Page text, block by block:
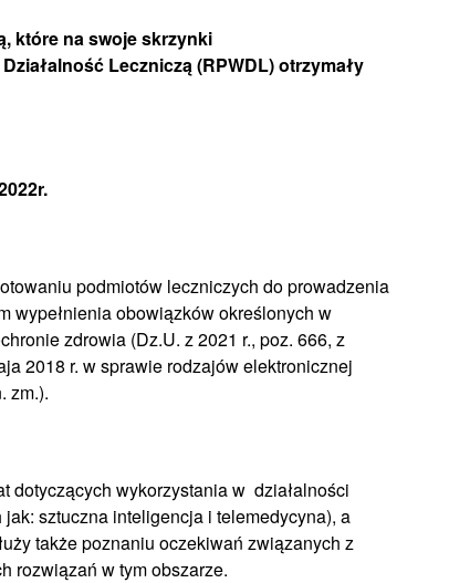
które na swoje skrzynki
Leczniczą (RPWDL) otrzymały
podmiotów leczniczych do prowadzenia
wypełnienia obowiązków określonych w
zdrowia (Dz.U. z 2021 r., poz. 666, z
2018 r. w sprawie rodzajów elektronicznej
zm.).
dotyczących wykorzystania w działalności
sztuczna inteligencja i telemedycyna), a
także poznaniu oczekiwań związanych z
rozwiązań w tym obszarze.